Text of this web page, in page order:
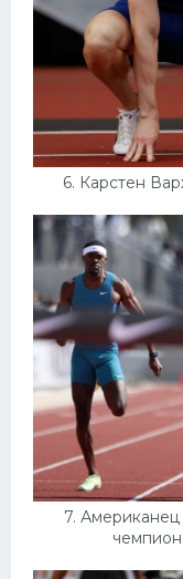
6. Карстен
7.